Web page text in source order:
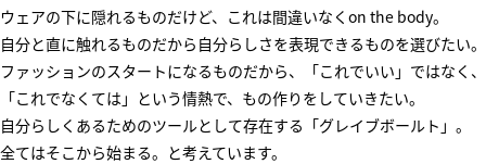
ウェアの下に隠れるものだけど、これは間違いなくon the body。
自分と直に触れるものだから自分らしさを表現できるものを選びたい。
ファッションのスタートになるものだから、「これでいい」ではなく、
「これでなくては」という情熱で、もの作りをしていきたい。
自分らしくあるためのツールとして存在する「グレイブボールト」。
全てはそこから始まる。と考えています。